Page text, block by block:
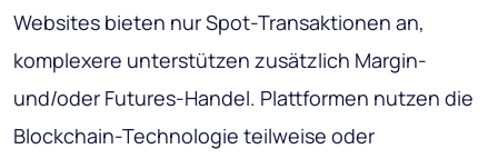
Websites bieten nur Spot-Transaktionen an,
komplexere unterstützen zusätzlich Margin-
und/oder Futures-Handel. Plattformen nutzen die
Blockchain-Technologie teilweise oder